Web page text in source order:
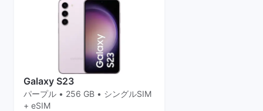
Galaxy S23
パープル • 256 GB • シングルSIM
+ eSIM